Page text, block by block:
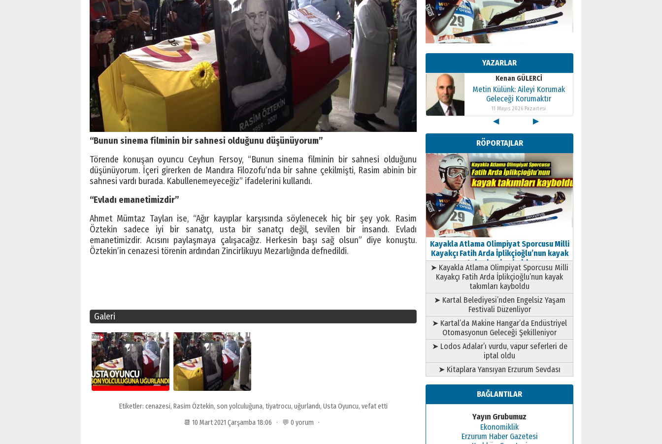
“Bunun sinema filminin bir sahnesi olduğunu düşünüyorum”
Törende konuşan oyuncu Ceyhun Fersoy, “Bunun sinema filminin bir sahnesi olduğunu
düşünüyorum. İçeri girerken de Mandıra Filozofu’nda bir sahne çekilmişti, Rasim abinin bir
sahnesi vardı burada. Kabullenemeyeceğiz” ifadelerini kullandı.
“Evladı emanetimizdir”
Ahmet Mümtaz Taylan ise, “Ağır kayıplar karşısında söylenecek hiç bir şey yok. Rasim
Öztekin sadece iyi bir sanatçı, usta bir sanatçı değil, sevilen bir insandı. Evladı
emanetimizdir. Acısını paylaşmaya çalışacağız. Herkesin başı sağ olsun” diye konuştu.
Öztekin’in cenazesi törenin ardından Zincirlikuyu Mezarlığında defnedildi.
Galeri
Etiketler: cenazesi, Rasim Öztekin, son yolculuğuna, tiyatrocu, uğurlandı, Usta Oyuncu, vefat etti
📆 10 Mart 2021 Çarşamba 18:06 · 💬 0 yorum ·
YAZARLAR
Kenan GÜLERCİ
Metin Külünk: Aileyi Korumak
Geleceği Korumaktır
11 Mayıs 2026 Pazartesi
Kenan GÜLERCİ
Metin Külünk: Aileyi Korumak
Geleceği Korumaktır
11 Mayıs 2026 Pazartesi
Kenan GÜLERCİ
Metin Külünk: Aileyi Korumak
Geleceği Korumaktır
11 Mayıs 2026 Pazartesi
◀ ▶
RÖPORTAJLAR
Kayakla Atlama Olimpiyat Sporcusu Milli
Kayakçı Fatih Arda İplikçioğlu’nun kayak
takımları kayboldu
➤ Kayakla Atlama Olimpiyat Sporcusu Milli
Kayakçı Fatih Arda İplikçioğlu’nun kayak
takımları kayboldu
➤ Kartal Belediyesi’nden Engelsiz Yaşam
Festivali Düzenliyor
➤ Kartal’da Makine Hangar’da Endüstriyel
Otomasyonun Geleceği Şekilleniyor
➤ Lodos Adalar’ı vurdu, vapur seferleri de
iptal oldu
➤ Kitaplara Yansıyan Erzurum Sevdası
BAĞLANTILAR
Yayın Grubumuz
Ekonomiklik
Erzurum Haber Gazetesi